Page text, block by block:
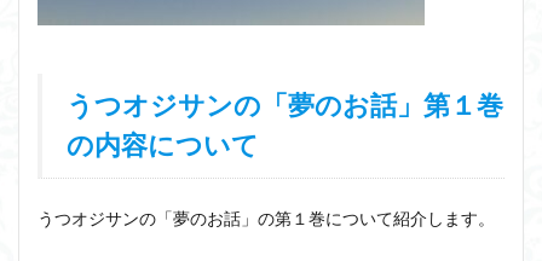
うつオジサンの「夢のお話」第１巻
の内容について
うつオジサンの「夢のお話」の第１巻について紹介します。